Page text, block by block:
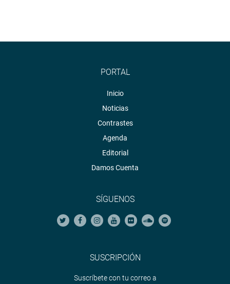
PORTAL
Inicio
Noticias
Contrastes
Agenda
Editorial
Damos Cuenta
SÍGUENOS
SUSCRIPCIÓN
Suscríbete con tu correo a